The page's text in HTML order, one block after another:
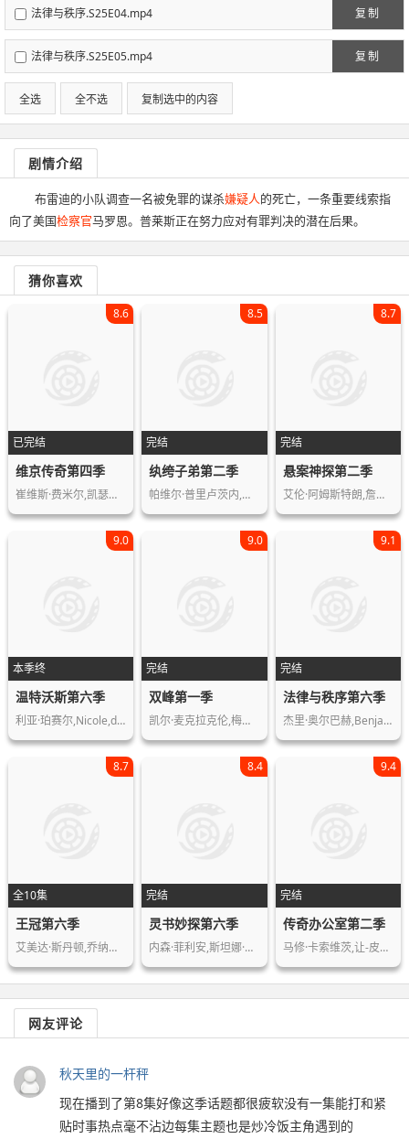
复制
法律与秩序.S25E04.mp4
复制
法律与秩序.S25E05.mp4
全选 全不选 复制选中的内容
剧情介绍
布雷迪的小队调查一名被免罪的谋杀嫌疑人的死亡，一条重要线索指
向了美国检察官马罗恩。普莱斯正在努力应对有罪判决的潜在后果。
猜你喜欢
已完结
8.6
维京传奇第四季
崔维斯·费米尔,凯瑟琳·温妮克,克莱夫…
完结
8.5
纨绔子弟第二季
帕维尔·普里卢茨内,卡丽娜·拉祖莫夫…
完结
8.7
悬案神探第二季
艾伦·阿姆斯特朗,詹姆斯·伯拉姆,丹尼…
本季终
9.0
温特沃斯第六季
利亚·珀赛尔,Nicole,da,Silva,凯…
完结
9.0
双峰第一季
凯尔·麦克拉克伦,梅晨·阿米克,雪琳·…
完结
9.1
法律与秩序第六季
杰里·奥尔巴赫,Benjamin,Brat,埃…
全10集
8.7
王冠第六季
艾美达·斯丹顿,乔纳森·普雷斯,伊丽莎…
完结
8.4
灵书妙探第六季
内森·菲利安,斯坦娜·卡蒂克,Stana…
完结
9.4
传奇办公室第二季
马修·卡索维茨,让-皮埃尔·达鲁森,蕾…
网友评论
秋天里的一杆秤
现在播到了第8集好像这季话题都很疲软没有一集能打和紧
贴时事热点毫不沾边每集主题也是炒冷饭主角遇到的